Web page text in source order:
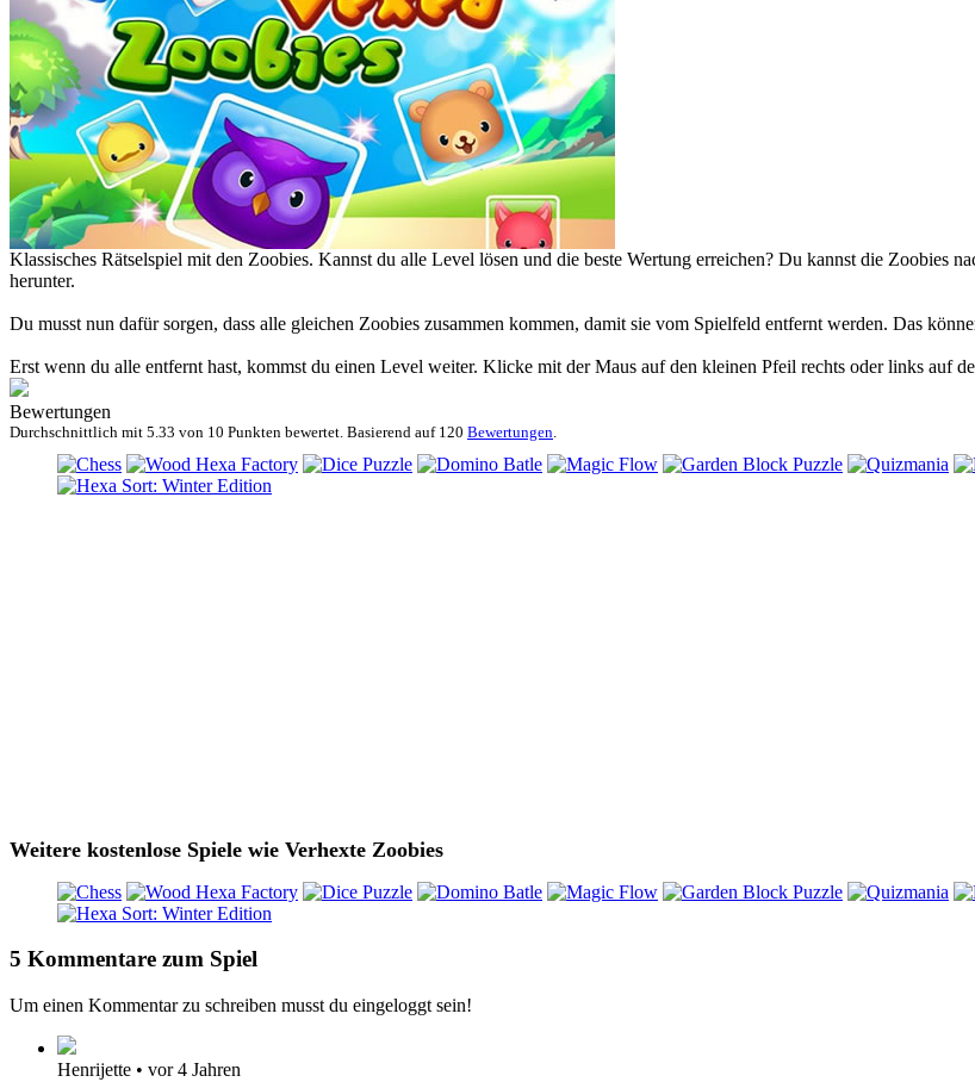
Klassisches Rätselspiel mit den Zoobies. Kannst du alle Level lösen und die beste Wertung erreichen? Du kannst die Zoobies
herunter.
Du musst nun dafür sorgen, dass alle gleichen Zoobies zusammen kommen, damit sie vom Spielfeld entfernt werden. Das
Erst wenn du alle entfernt hast, kommst du einen Level weiter. Klicke mit der Maus auf den kleinen Pfeil rechts oder links auf
Bewertungen
Durchschnittlich mit 5.33 von 10 Punkten bewertet. Basierend auf 120 Bewertungen
Weitere kostenlose Spiele wie Verhexte Zoobies
5 Kommentare zum Spiel
Um einen Kommentar zu schreiben musst du eingeloggt sein!
Henrijette • vor 4 Jahren